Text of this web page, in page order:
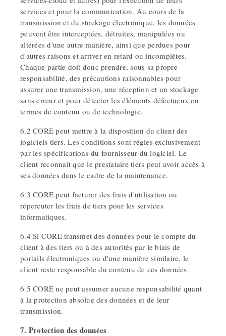
services et pour la communication. Au cours de la
transmission et du stockage électronique, les données
peuvent être interceptées, détruites, manipulées ou
altérées d'une autre manière, ainsi que perdues pour
d'autres raisons et arriver en retard ou incomplètes.
Chaque partie doit donc prendre, sous sa propre
responsabilité, des précautions raisonnables pour
assurer une transmission, une réception et un stockage
sans erreur et pour détecter les éléments défectueux en
termes de contenu ou de technologie.
6.2 CORE peut mettre à la disposition du client des
logiciels tiers. Les conditions sont régies exclusivement
par les spécifications du fournisseur du logiciel. Le
client reconnaît que le prestataire tiers peut avoir accès à
ses données dans le cadre de la maintenance.
6.3 CORE peut facturer des frais d'utilisation ou
répercuter les frais de tiers pour les services
informatiques.
6.4 Si CORE transmet des données pour le compte du
client à des tiers ou à des autorités par le biais de
portails électroniques ou d'une manière similaire, le
client reste responsable du contenu de ces données.
6.5 CORE ne peut assumer aucune responsabilité quant
à la protection absolue des données et de leur
transmission.
7. Protection des données